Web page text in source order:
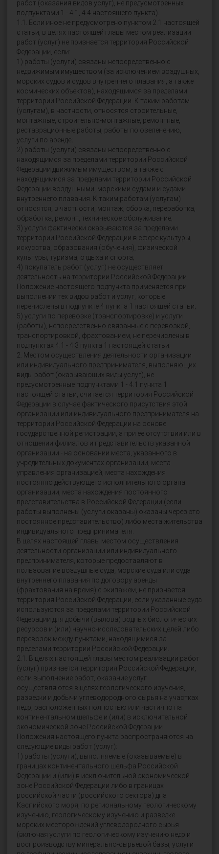
работ (оказания видов услуг), не предусмотренных
подпунктами 1 - 4.1, 4.4 настоящего пункта).
1.1. Если иное не предусмотрено пунктом 2.1 настоящей
статьи, в целях настоящей главы местом реализации
работ (услуг) не признается территория Российской
Федерации, если:
1) работы (услуги) связаны непосредственно с
недвижимым имуществом (за исключением воздушных,
морских судов и судов внутреннего плавания, а также
космических объектов), находящимся за пределами
территории Российской Федерации. К таким работам
(услугам), в частности, относятся строительные,
монтажные, строительно-монтажные, ремонтные,
реставрационные работы, работы по озеленению,
услуги по аренде;
2) работы (услуги) связаны непосредственно с
находящимся за пределами территории Российской
Федерации движимым имуществом, а также с
находящимися за пределами территории Российской
Федерации воздушными, морскими судами и судами
внутреннего плавания. К таким работам (услугам)
относятся, в частности, монтаж, сборка, переработка,
обработка, ремонт, техническое обслуживание;
3) услуги фактически оказываются за пределами
территории Российской Федерации в сфере культуры,
искусства, образования (обучения), физической
культуры, туризма, отдыха и спорта;
4) покупатель работ (услуг) не осуществляет
деятельность на территории Российской Федерации.
Положение настоящего подпункта применяется при
выполнении тех видов работ и услуг, которые
перечислены в подпункте 4 пункта 1 настоящей статьи;
5) услуги по перевозке (транспортировке) и услуги
(работы), непосредственно связанные с перевозкой,
транспортировкой, фрахтованием, не перечислены в
подпунктах 4.1 - 4.3 пункта 1 настоящей статьи.
2. Местом осуществления деятельности организации
или индивидуального предпринимателя, выполняющих
виды работ (оказывающих виды услуг), не
предусмотренные подпунктами 1 - 4.1 пункта 1
настоящей статьи, считается территория Российской
Федерации в случае фактического присутствия этой
организации или индивидуального предпринимателя на
территории Российской Федерации на основе
государственной регистрации, а при ее отсутствии или в
отношении филиалов и представительств указанной
организации - на основании места, указанного в
учредительных документах организации, места
управления организацией, места нахождения
постоянно действующего исполнительного органа
организации, места нахождения постоянного
представительства в Российской Федерации (если
работы выполнены (услуги оказаны) оказаны через это
постоянное представительство) либо места жительства
индивидуального предпринимателя.
В целях настоящей главы местом осуществления
деятельности организации или индивидуального
предпринимателя, которые предоставляют в
пользование воздушные суда, морские суда или суда
внутреннего плавания по договору аренды
(фрахтования на время) с экипажем, не признается
территория Российской Федерации, если указанные суда
используются за пределами территории Российской
Федерации для добычи (вылова) водных биологических
ресурсов и (или) научно-исследовательских целей либо
перевозок между пунктами, находящимися за
пределами территории Российской Федерации.
2.1. В целях настоящей главы местом реализации работ
(услуг) признается территория Российской Федерации,
если выполнение работ, оказание услуг
осуществляются в целях геологического изучения,
разведки и добычи углеводородного сырья на участках
недр, расположенных полностью или частично на
континентальном шельфе и (или) в исключительной
экономической зоне Российской Федерации.
Положения настоящего пункта распространяются на
следующие виды работ (услуг):
1) работы (услуги), выполняемые (оказываемые) в
границах континентального шельфа Российской
Федерации и (или) в исключительной экономической
зоне Российской Федерации либо в границах
российской части (российского сектора) дна
Каспийского моря, по региональному геологическому
изучению, геологическому изучению и разведке
морских месторождений углеводородного сырья
(включая услуги по геологическому изучению недр и
воспроизводству минерально-сырьевой базы, услуги